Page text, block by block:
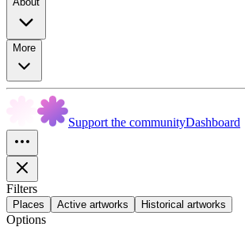
More
Support the communityDashboard
Filters
Places Active artworks Historical artworks
Options